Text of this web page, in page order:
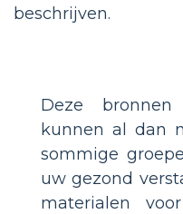
beschrijven.
Deze
kunnen al dan
sommige
uw gezond
materialen